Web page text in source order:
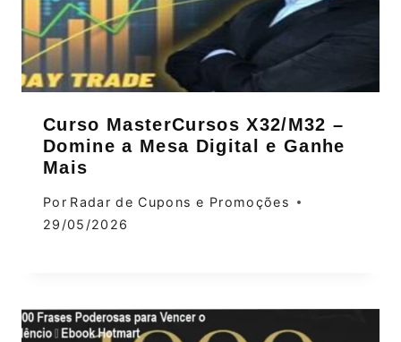
Curso MasterCursos X32/M32 –
Domine a Mesa Digital e Ganhe
Mais
Por Radar de Cupons e Promoções
29/05/2026